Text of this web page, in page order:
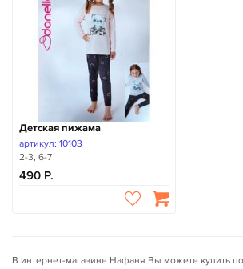
Детская пижама
артикул: 10103
2-3, 6-7
490
В интернет-магазине Нафаня Вы можете купить